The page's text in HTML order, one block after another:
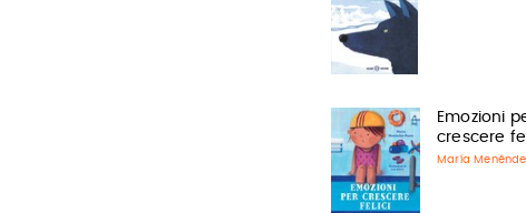
Emozioni
crescere
María